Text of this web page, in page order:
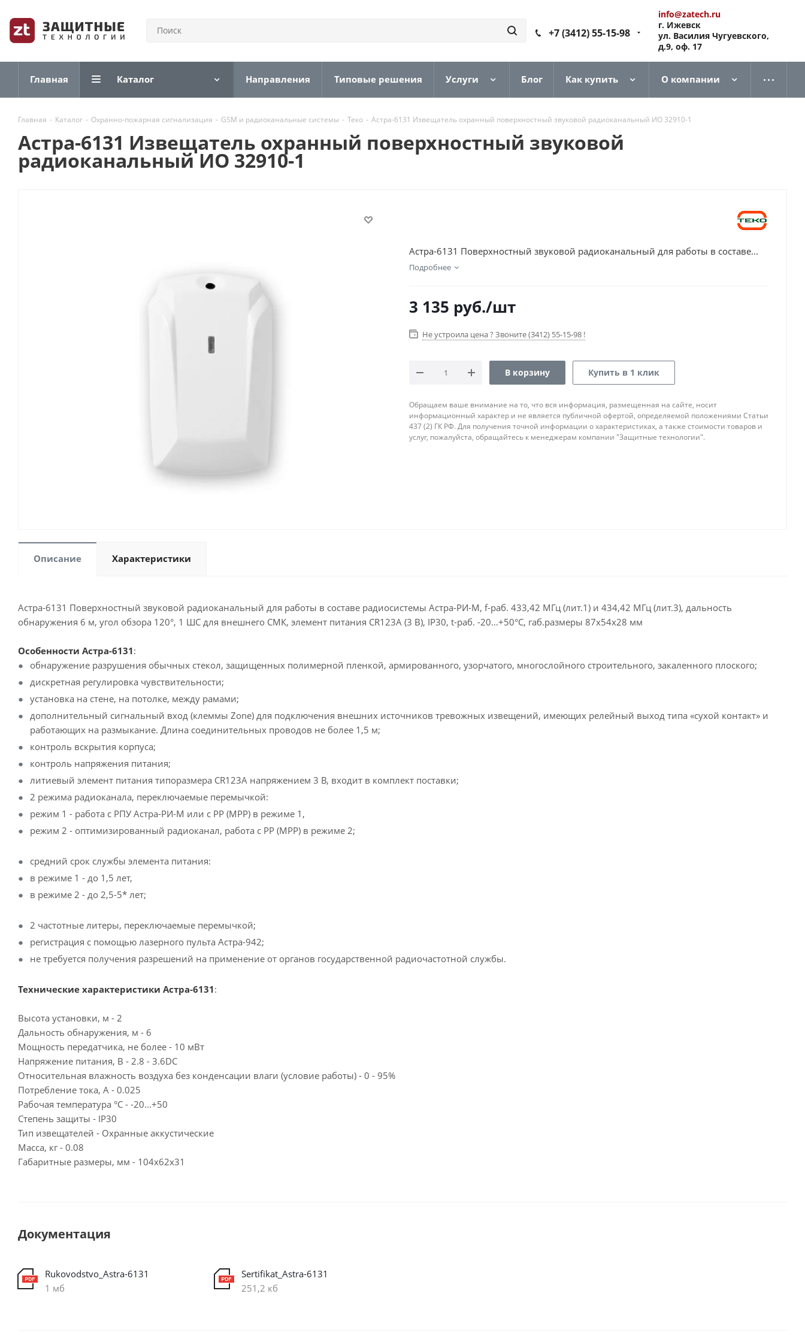
+7 (3412) 55-15-98
info@zatech.ru
г. Ижевск
ул. Василия Чугуевского,
д.9, оф. 17
Главная Каталог Направления Типовые решения Услуги Блог Как купить О компании
Главная - Каталог - Охранно-пожарная сигнализация - GSM и радиоканальные системы - Теко - Астра-6131 Извещатель охранный поверхностный звуковой радиоканальный ИО 32910-1
Астра-6131 Извещатель охранный поверхностный звуковой
радиоканальный ИО 32910-1
Астра-6131 Поверхностный звуковой радиоканальный для работы в составе...
Подробнее
3 135 руб./шт
Не устроила цена ? Звоните (3412) 55-15-98 !
В корзину Купить в 1 клик
Обращаем ваше внимание на то, что вся информация, размещенная на сайте, носит
информационный характер и не является публичной офертой, определяемой положениями Статьи
437 (2) ГК РФ. Для получения точной информации о характеристиках, а также стоимости товаров и
услуг, пожалуйста, обращайтесь к менеджерам компании "Защитные технологии".
Описание Характеристики
Астра-6131 Поверхностный звуковой радиоканальный для работы в составе радиосистемы Астра-РИ-М, f-раб. 433,42 МГц (лит.1) и 434,42 МГц (лит.3), дальность
обнаружения 6 м, угол обзора 120°, 1 ШС для внешнего СМК, элемент питания CR123A (3 В), IP30, t-раб. -20…+50°С, габ.размеры 87х54х28 мм
Особенности Астра-6131:
обнаружение разрушения обычных стекол, защищенных полимерной пленкой, армированного, узорчатого, многослойного строительного, закаленного плоского;
дискретная регулировка чувствительности;
установка на стене, на потолке, между рамами;
дополнительный сигнальный вход (клеммы Zone) для подключения внешних источников тревожных извещений, имеющих релейный выход типа «сухой контакт» и
работающих на размыкание. Длина соединительных проводов не более 1,5 м;
контроль вскрытия корпуса;
контроль напряжения питания;
литиевый элемент питания типоразмера CR123А напряжением 3 В, входит в комплект поставки;
2 режима радиоканала, переключаемые перемычкой:
режим 1 - работа с РПУ Астра-РИ-М или с РР (МРР) в режиме 1,
режим 2 - оптимизированный радиоканал, работа с РР (МРР) в режиме 2;
средний срок службы элемента питания:
в режиме 1 - до 1,5 лет,
в режиме 2 - до 2,5-5* лет;
2 частотные литеры, переключаемые перемычкой;
регистрация с помощью лазерного пульта Астра-942;
не требуется получения разрешений на применение от органов государственной радиочастотной службы.
Технические характеристики Астра-6131:
Высота установки, м - 2
Дальность обнаружения, м - 6
Мощность передатчика, не более - 10 мВт
Напряжение питания, В - 2.8 - 3.6DC
Относительная влажность воздуха без конденсации влаги (условие работы) - 0 - 95%
Потребление тока, А - 0.025
Рабочая температура °C - -20...+50
Степень защиты - IP30
Тип извещателей - Охранные аккустические
Масса, кг - 0.08
Габаритные размеры, мм - 104x62x31
Документация
Rukovodstvo_Astra-6131
1 мб
Sertifikat_Astra-6131
251,2 кб